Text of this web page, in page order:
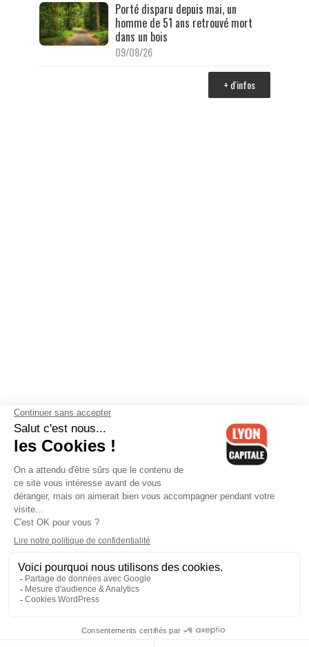
Porté disparu depuis mai, un
homme de 51 ans retrouvé mort
dans un bois
09/08/26
+ d'infos
Contactez-nous-Mentions légales-CGV-Politique de
confidentialité-Gestion des cookies
Cedex 06